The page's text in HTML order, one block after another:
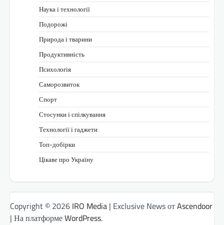
Наука і технології
Подорожі
Природа і тварини
Продуктивність
Психологія
Саморозвиток
Спорт
Стосунки і спілкування
Технології і гаджети
Топ-добірки
Цікаве про Україну
Copyright © 2026 IRO Media | Exclusive News отAscendoor
| На платформеWordPress.